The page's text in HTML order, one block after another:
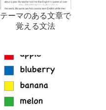
テーマのある文章で
覚える文法